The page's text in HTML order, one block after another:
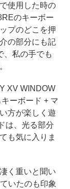
使用した時の
のキーボー
プのどこを押
の部分にも記
、私の手でも
XV WINDOW
ーボード + マ
方が楽しく遊
は、光る部分
も気に入りま
く重いと聞い
いたのも印象